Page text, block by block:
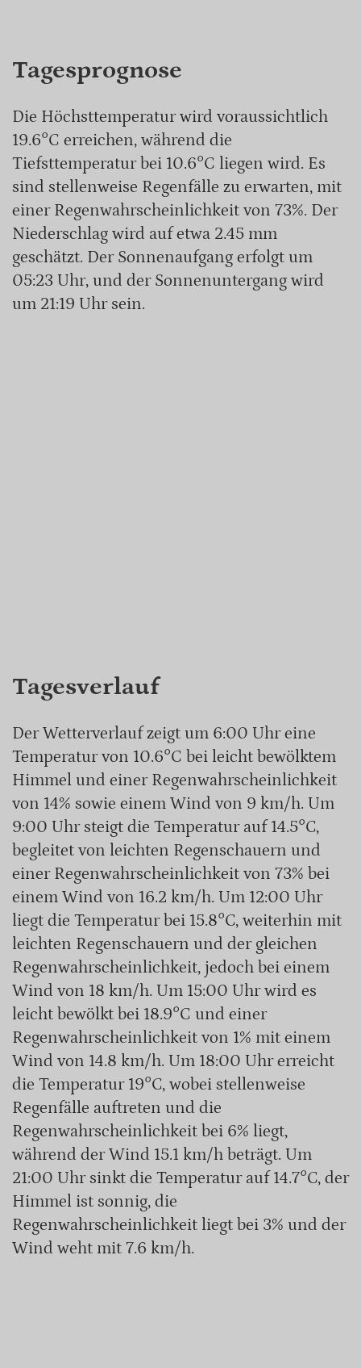
Tagesprognose
Die Höchsttemperatur wird voraussichtlich
19.6°C erreichen, während die
Tiefsttemperatur bei 10.6°C liegen wird. Es
sind stellenweise Regenfälle zu erwarten, mit
einer Regenwahrscheinlichkeit von 73%. Der
Niederschlag wird auf etwa 2.45 mm
geschätzt. Der Sonnenaufgang erfolgt um
05:23 Uhr, und der Sonnenuntergang wird
um 21:19 Uhr sein.
Tagesverlauf
Der Wetterverlauf zeigt um 6:00 Uhr eine
Temperatur von 10.6°C bei leicht bewölktem
Himmel und einer Regenwahrscheinlichkeit
von 14% sowie einem Wind von 9 km/h. Um
9:00 Uhr steigt die Temperatur auf 14.5°C,
begleitet von leichten Regenschauern und
einer Regenwahrscheinlichkeit von 73% bei
einem Wind von 16.2 km/h. Um 12:00 Uhr
liegt die Temperatur bei 15.8°C, weiterhin mit
leichten Regenschauern und der gleichen
Regenwahrscheinlichkeit, jedoch bei einem
Wind von 18 km/h. Um 15:00 Uhr wird es
leicht bewölkt bei 18.9°C und einer
Regenwahrscheinlichkeit von 1% mit einem
Wind von 14.8 km/h. Um 18:00 Uhr erreicht
die Temperatur 19°C, wobei stellenweise
Regenfälle auftreten und die
Regenwahrscheinlichkeit bei 6% liegt,
während der Wind 15.1 km/h beträgt. Um
21:00 Uhr sinkt die Temperatur auf 14.7°C, der
Himmel ist sonnig, die
Regenwahrscheinlichkeit liegt bei 3% und der
Wind weht mit 7.6 km/h.